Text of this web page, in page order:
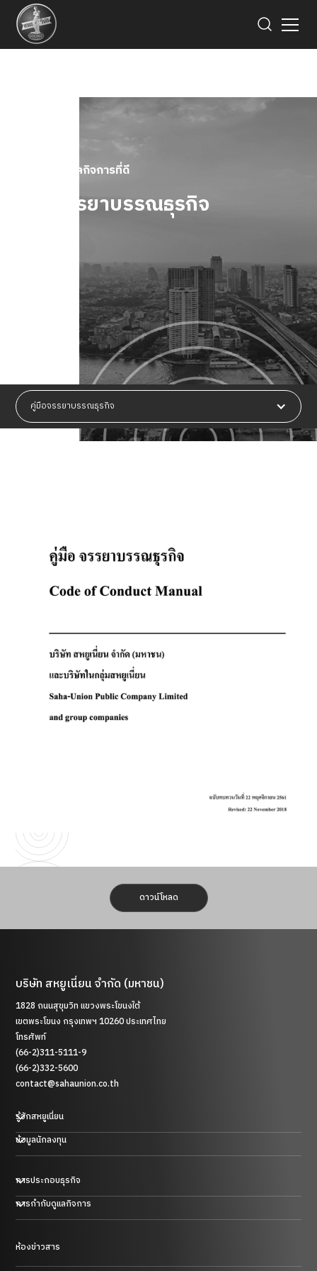
การกำกับดูแลกิจการที่ดี
คู่มือจรรยาบรรณธุรกิจ
คู่มือจรรยาบรรณธุรกิจ
ดาวน์โหลด
บริษัท สหยูเนี่ยน จำกัด (มหาชน)
1828 ถนนสุขุมวิท แขวงพระโขนงใต้
เขตพระโขนง กรุงเทพฯ 10260 ประเทศไทย
โทรศัพท์
(66-2)311-5111-9
(66-2)332-5600
contact@sahaunion.co.th
รู้จักสหยูเนี่ยน
ข้อมูลนักลงทุน
การประกอบธุรกิจ
ธุรกิจพลาสติก ยาง และโลหะ
ธุรกิจการค้า
ธุรกิจพลังงานในประเทศสาธารณรัฐประชาชนจีน
การกำกับดูแลกิจการ
การบริหารความเสี่ยงและการควบคุมภายใน
ห้องข่าวสาร